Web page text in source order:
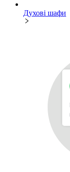
Духові шафи